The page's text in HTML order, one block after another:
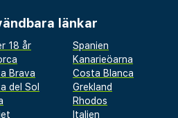
länkar
18 år
Spanien
Kanarieöarna
Brava
Costa Blanca
del Sol
Grekland
Rhodos
Italien